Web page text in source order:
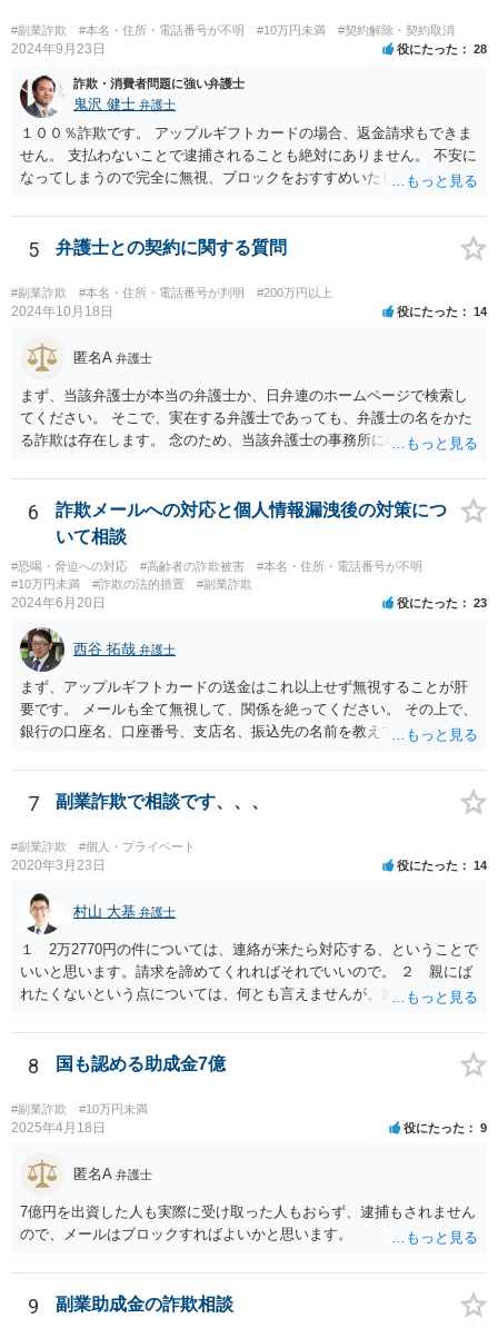
#副業詐欺 #本名・住所・電話番号が不明 #10万円未満 #契約解除・契約取消
2024年9月23日 役にたった 28
詐欺・消費者問題に強い弁護士
鬼沢 健士 弁護士
１００％詐欺です。 アップルギフトカードの場合、返金請求もできま
せん。 支払わないことで逮捕されることも絶対にありません。 不安に
なってしまうので完全に無視、ブロックをおすすめいたします。
5 弁護士との契約に関する質問
#副業詐欺 #本名・住所・電話番号が判明 #200万円以上
2024年10月18日 役にたった 14
匿名A 弁護士
まず、当該弁護士が本当の弁護士か、日弁連のホームページで検索し
てください。 そこで、実在する弁護士であっても、弁護士の名をかた
る詐欺は存在します。 念のため、当該弁護士の事務所に確認をとれば
6
詐欺メールへの対応と個人情報漏洩後の対策につ
いて相談
#恐喝・脅迫への対応 #高齢者の詐欺被害
#本名・住所・電話番号が不明
#10万円未満
#詐欺の法的措置 #副業詐欺
2024年6月20日 役にたった 23
西谷 拓哉 弁護士
まず、アップルギフトカードの送金はこれ以上せず無視することが肝
要です。 メールも全て無視して、関係を絶ってください。 その上で、
銀行の口座名、口座番号、支店名、振込先の名前を教えてしまってい
はありません。 そのため、現時点でとくに、詳細不明の入金がないこ
となどが確認できるのであれば、念のため、相手に教えてしまった口
座については、 銀行で口座の解約処理をすることをお勧め致します。
7 副業詐欺で相談です、、、
#副業詐欺 #個人・プライベート
2020年3月23日 役にたった 14
村山 大基 弁護士
１ 2万2770円の件については、連絡が来たら対応する、ということで
いいと思います。請求を諦めてくれればそれでいいので。 ２ 親にば
れたくないという点については、何とも言えませんが、連絡を止めた
で、訴訟まではしなくとも、はがきくらいは来るかもしれません。し
かし、支払ったとしても連絡が止まる保証もないからです。可能性と
して、似たような連絡をたくさんの人に送っていると思われ、支払う
と「この人は支払う人だ」と思われていけるところまで絞られるよう
に思うからです。
8 国も認める助成金7億
#副業詐欺 #10万円未満
2025年4月18日 役にたった 9
匿名A 弁護士
7億円を出資した人も実際に受け取った人もおらず、逮捕もされません
ので、メールはブロックすればよいかと思います。
9 副業助成金の詐欺相談